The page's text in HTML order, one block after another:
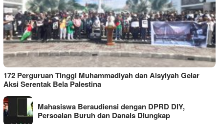
172 Perguruan Tinggi Muhammadiyah dan Aisyiyah Gelar
Aksi Serentak Bela Palestina
Mahasiswa Beraudiensi dengan DPRD DIY,
Persoalan Buruh dan Danais Diungkap